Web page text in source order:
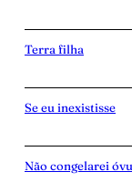
Terra filha
Se eu inexistisse
Não congelarei